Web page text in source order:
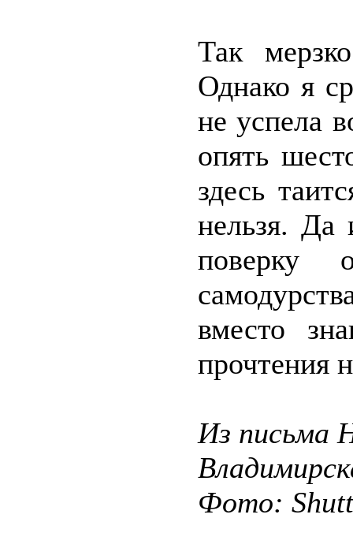
Так
Однако я
не успела
опять
здесь
нельзя. Да
поверку
вместо
прочтения
Из письма
Фото: